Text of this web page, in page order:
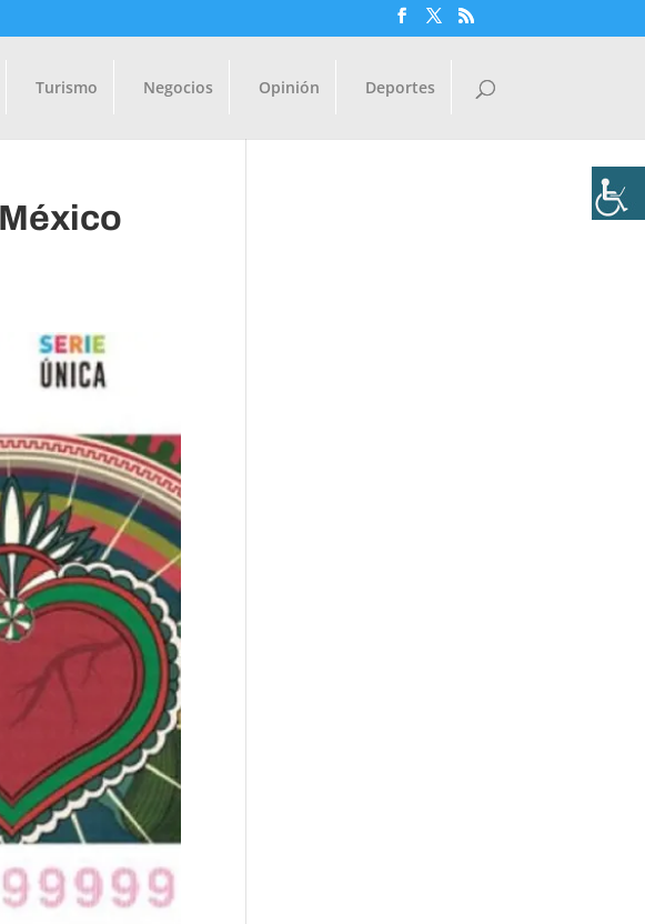
Turismo Negocios Opinión Deportes